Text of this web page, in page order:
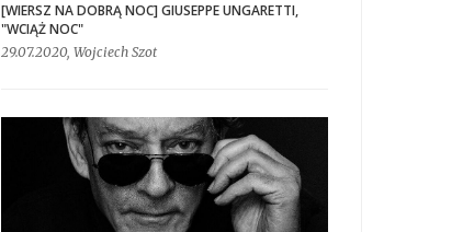
[WIERSZ NA DOBRĄ NOC] GIUSEPPE UNGARETTI,
"WCIĄŻ NOC"
29.07.2020, Wojciech Szot